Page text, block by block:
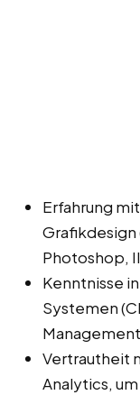
Erfahrung
Grafikdesign
Photoshop,
Kenntnisse
Systemen
Vertrautheit
Analytics,